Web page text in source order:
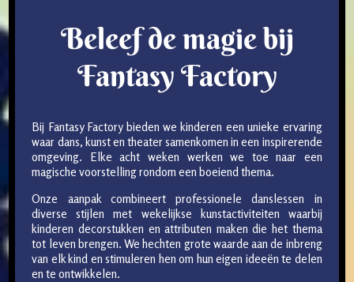
Beleef de magie bij
Fantasy Factory
Bij Fantasy Factory bieden we kinderen een unieke ervaring
waar dans, kunst en theater samenkomen in een inspirerende
omgeving. Elke acht weken werken we toe naar een
magische voorstelling rondom een boeiend thema.
Onze aanpak combineert professionele danslessen in
diverse stijlen met wekelijkse kunstactiviteiten waarbij
kinderen decorstukken en attributen maken die het thema
tot leven brengen. We hechten grote waarde aan de inbreng
van elk kind en stimuleren hen om hun eigen ideeën te delen
en te ontwikkelen.